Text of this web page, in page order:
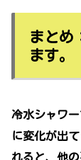
まとめ
ます。
冷水シャワ
に変化が出
れると、他